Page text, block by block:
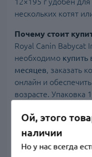
нескольких котят
Почему стоит
Royal Canin Babycat
необходимо
месяцев, заказать
онлайн и
возрасте. Упаковка
Ой, этого
наличии
Но у нас всегда